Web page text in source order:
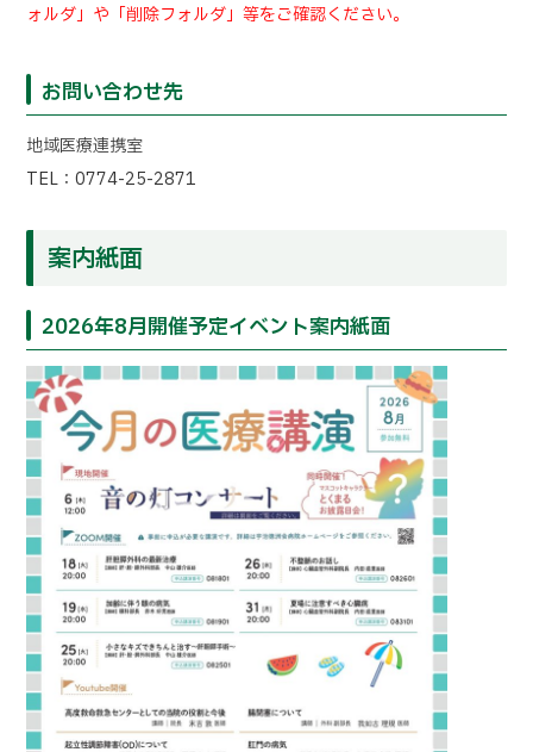
ォルダ」や「削除フォルダ」等をご確認ください。
お問い合わせ先
地域医療連携室
TEL：0774-25-2871
案内紙面
2026年8月開催予定イベント案内紙面